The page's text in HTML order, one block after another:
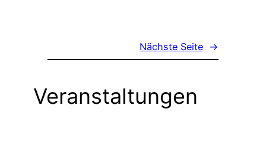
Nächste Seite →
Veranstaltungen